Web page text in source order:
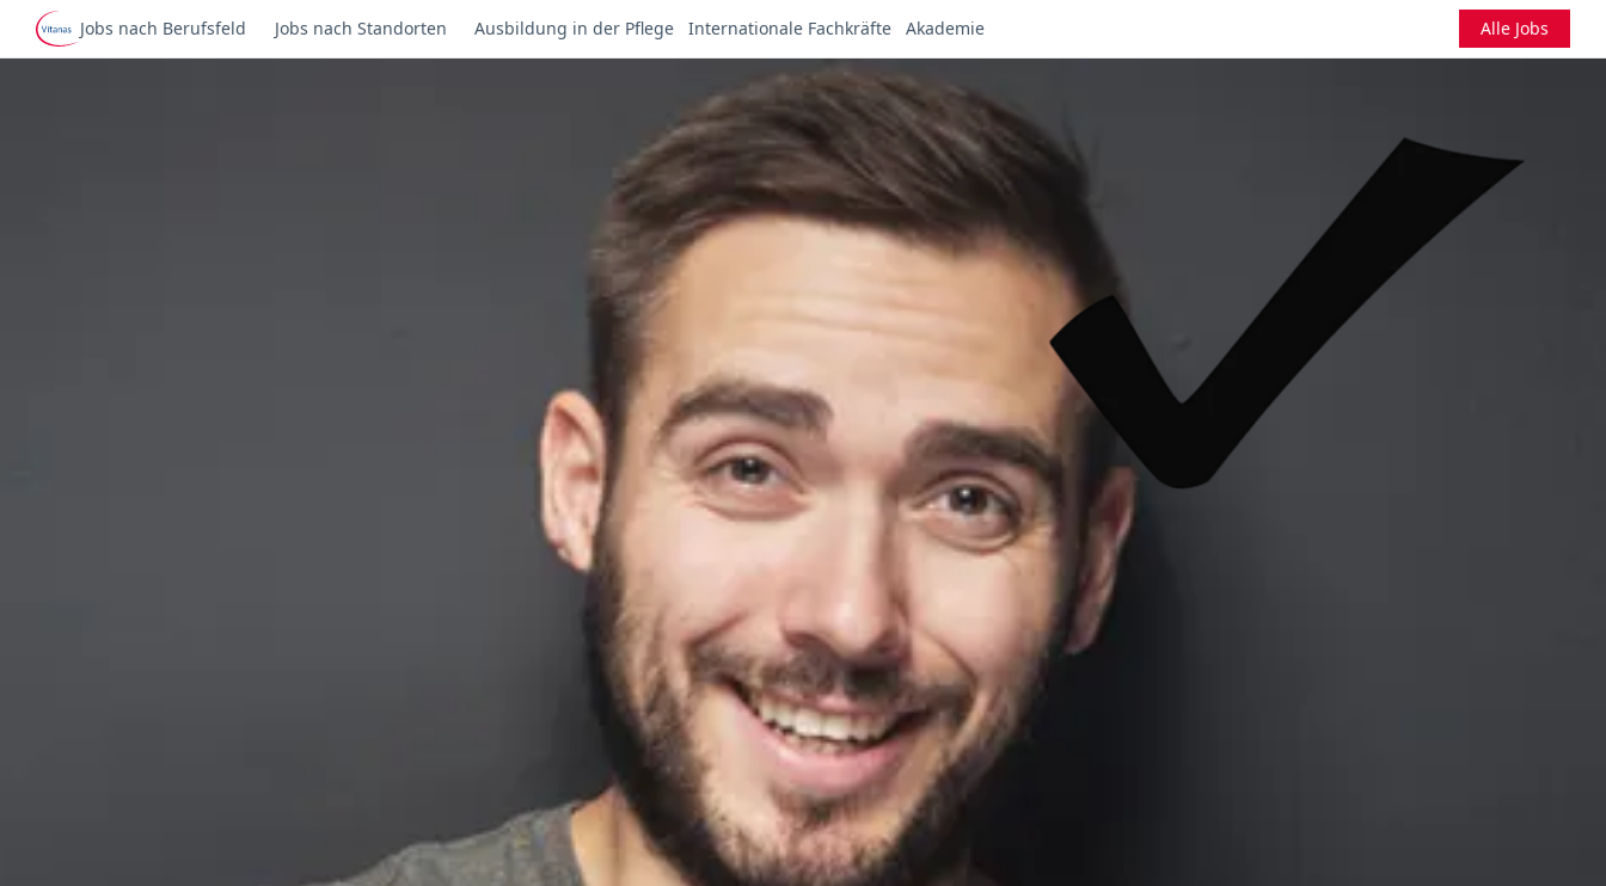
Jobs nach Berufsfeld Jobs nach Standorten Ausbildung in der Pflege Internationale Fachkräfte Akademie Alle Jobs